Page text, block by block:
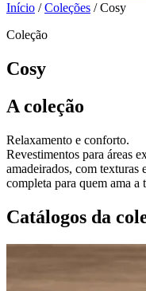
Início / Coleções / Cosy
Coleção
Cosy
A coleção
Relaxamento e conforto.
Revestimentos para áreas
amadeirados, com texturas
completa para quem ama
Catálogos da